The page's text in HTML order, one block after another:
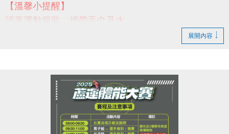
【溫馨小提醒】
請著運動服裝、攜帶毛巾及水
若有相關問題，請撥打03-2639066 #301 #302 洽詢
展開內容